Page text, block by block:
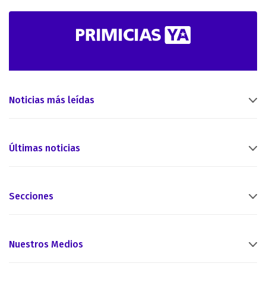
Noticias más leídas
Últimas noticias
Secciones
Nuestros Medios